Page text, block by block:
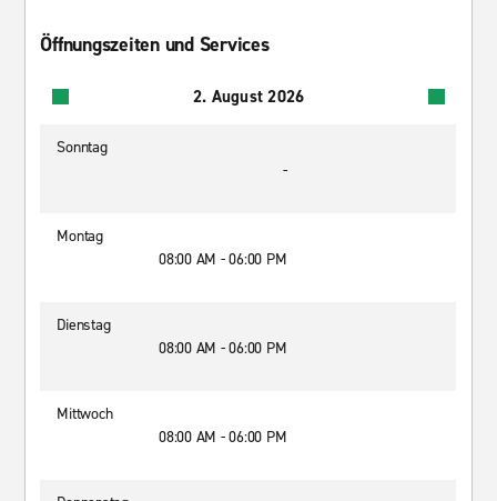
Öffnungszeiten und Services
2. August 2026
Sonntag
-
Montag
08:00 AM - 06:00 PM
Dienstag
08:00 AM - 06:00 PM
Mittwoch
08:00 AM - 06:00 PM